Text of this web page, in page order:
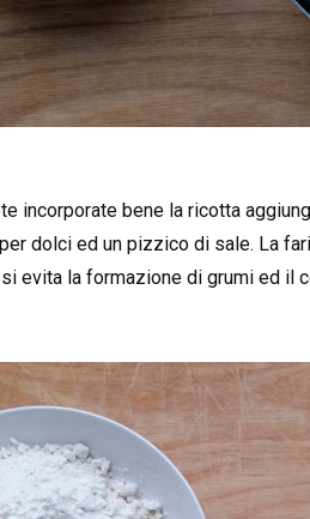
incorporate bene la ricotta
dolci ed un pizzico di sale. La
evita la formazione di grumi ed il